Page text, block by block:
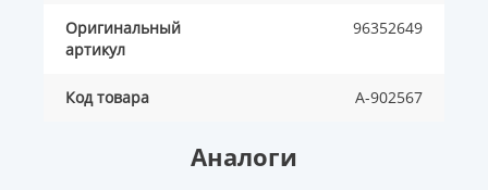
Оригинальный
артикул
96352649
Код товара A-902567
Аналоги